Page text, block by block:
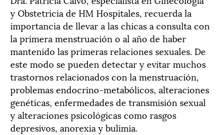
y Obstetricia de HM Hospitales, recuerda la
importancia de llevar a las chicas a consulta con
la primera menstruación o al año de haber
mantenido las primeras relaciones sexuales. De
este modo se pueden detectar y evitar muchos
trastornos relacionados con la menstruación,
problemas endocrino-metabólicos, alteraciones
genéticas, enfermedades de transmisión sexual
y alteraciones psicológicas como rasgos
depresivos, anorexia y bulimia.